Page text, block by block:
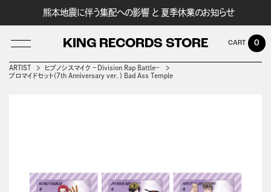
熊本地震に伴う集配への影響 と 夏季休業のお知らせ
KING RECORDS STORE 0
ARTIST
ヒプノシスマイク －Division Rap Battle－
ブロマイドセット(7th Anniversary ver．) Bad Ass Temple